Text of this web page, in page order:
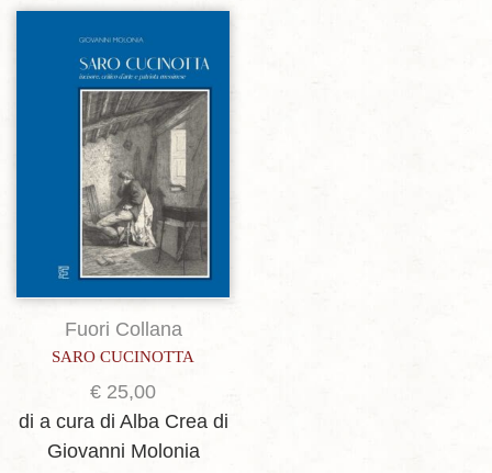
Aggiungi alla lista dei desideri
Fuori Collana
SARO CUCINOTTA
€ 25,00
di a cura di Alba Crea di
Giovanni Molonia